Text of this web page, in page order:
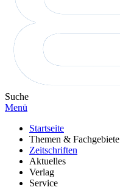
Suche
Menü
Startseite
Themen & Fachgebiete
Zeitschriften
Aktuelles
Verlag
Service